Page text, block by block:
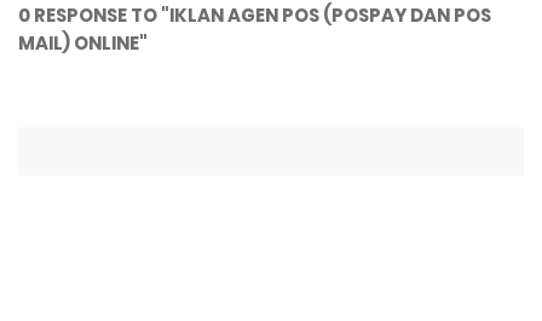
0 RESPONSE TO "IKLAN AGEN POS (POSPAY DAN POS
MAIL) ONLINE"